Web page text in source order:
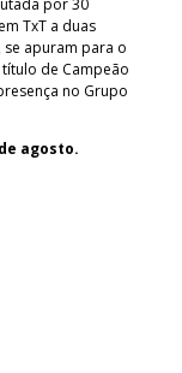
por 30
TxT a duas
apuram para o
de Campeão
no Grupo
agosto.